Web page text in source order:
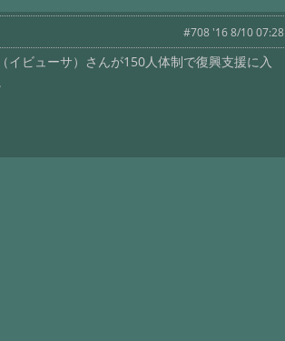
#708 '16 8/10 07:28
ビューサ）さんが150人体制で復興支援に入